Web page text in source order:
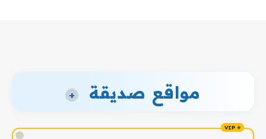
مواقع صديقة +
!